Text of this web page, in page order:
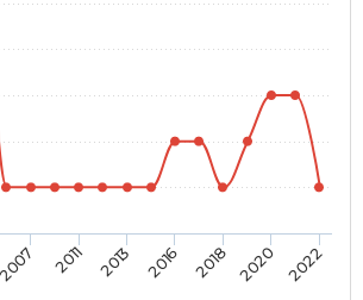
2007 2011 2013 2016 2018 2020 2022